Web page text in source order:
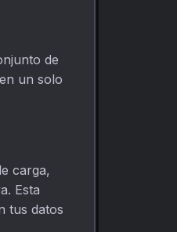
de
un solo
carga,
Esta
tus datos